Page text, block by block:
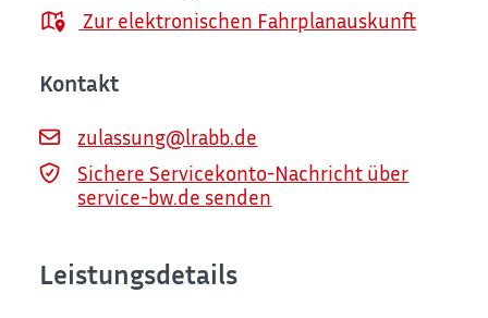
Zur elektronischen Fahrplanauskunft
Kontakt
zulassung@lrabb.de
Sichere Servicekonto-Nachricht über
service-bw.de senden
Leistungsdetails